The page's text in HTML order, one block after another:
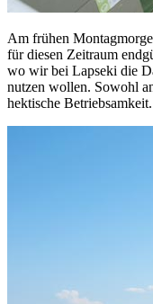
Am frühen
für diesen Zeitraum
wo wir bei Lapseki die
nutzen wollen. Sowohl
hektische Betriebsamkeit.